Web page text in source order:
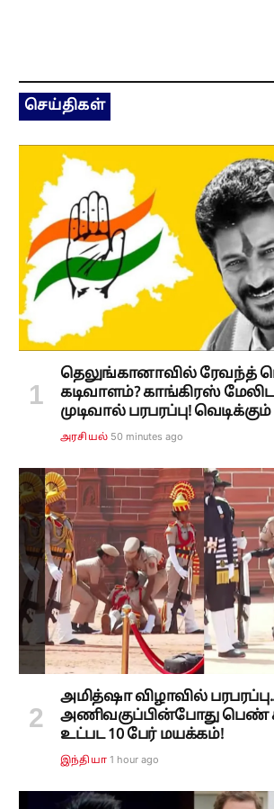
செய்திகள்
தெலுங்கானாவில் ரேவந்த்
கடிவாளம்? காங்கிரஸ்
முடிவால் பரபரப்பு! வெடிக்கும்
அரசியல் 50 minutes ago
அமித்ஷா விழாவில்
அணிவகுப்பின்போது பெண்
உட்பட 10 பேர் மயக்கம்!
இந்தியா 1 hour ago